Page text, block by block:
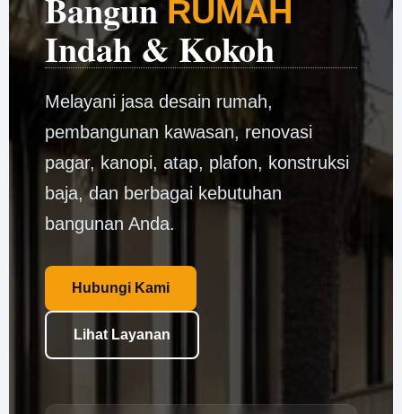
Bangun RUMAH
Indah & Kokoh
Melayani jasa desain rumah,
pembangunan kawasan, renovasi
pagar, kanopi, atap, plafon, konstruksi
baja, dan berbagai kebutuhan
bangunan Anda.
Hubungi Kami
Lihat Layanan